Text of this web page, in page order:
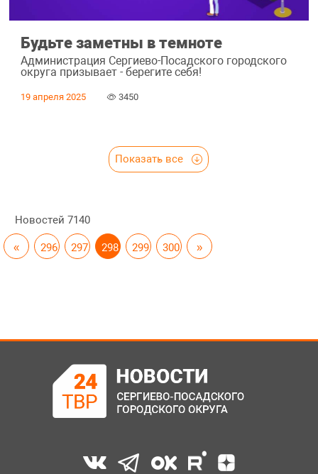
Будьте заметны в темноте
Администрация Сергиево-Посадского городского
округа призывает - берегите себя!
19 апреля 2025 3450
Показать все
Новостей 7140
« 296 297 298 299 300 »